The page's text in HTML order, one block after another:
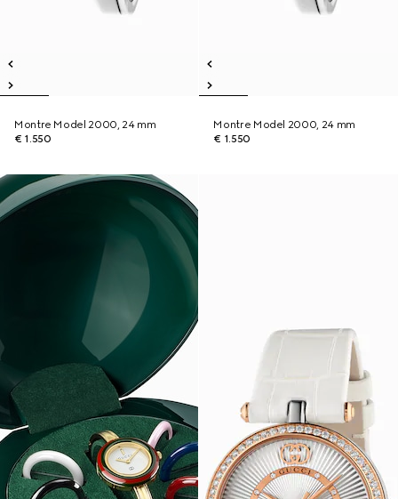
Montre Model 2000, 24 mm
€ 1.550
Montre Model 2000, 24 mm
€ 1.550